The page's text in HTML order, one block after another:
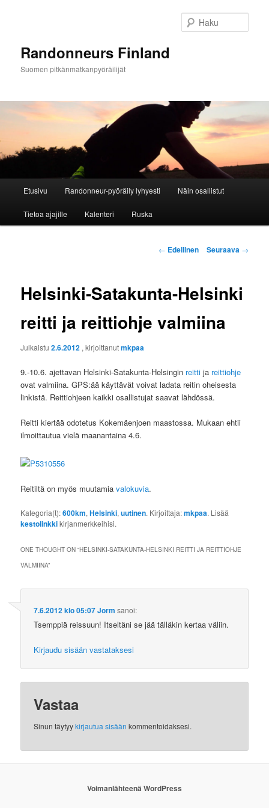
Randonneurs Finland
Suomen pitkänmatkanpyöräilijät
Etusivu Randonneur-pyöräily lyhyesti Näin osallistut
Tietoa ajajille Kalenteri Ruska
Artikkelien
← Edellinen Seuraava →
Helsinki-Satakunta-Helsinki
reitti ja reittiohje valmiina
Julkaistu2.6.2012 , kirjoittanutmkpaa
9.-10.6. ajettavan Helsinki-Satakunta-Helsingin reitti ja reittiohje
ovat valmiina. GPS:ää käyttävät voivat ladata reitin oheisesta
linkistä. Reittiohjeen kaikki osallistujat saavat lähdössä.
Reitti kiertää odotetus Kokemäenjoen maastossa. Mukaan ehtii
ilmoittautua vielä maanantaina 4.6.
Reitiltä on myös muutamiavalokuvia.
Kategoria(t):600km,Helsinki,uutinen. Kirjoittaja:mkpaa. Lisää
kestolinkkikirjanmerkkeihisi.
ONE THOUGHT ON “HELSINKI-SATAKUNTA-HELSINKI REITTI JA REITTIOHJE
VALMIINA”
7.6.2012 klo 05:07Jorm sanoi:
Tsemppiä reissuun! Itseltäni se jää tälläkin kertaa väliin.
Kirjaudu sisään vastataksesi
Vastaa
Sinun täytyykirjautua sisään kommentoidaksesi.
Voimanlähteenä WordPress